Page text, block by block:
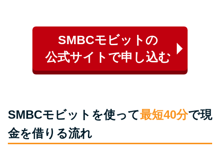
種類・特徴別一覧
その他コラム
家賃払えないが強制退去は避け
SMBCモビットの
公式サイトで申し込む
SMBCモビットを使って最短40分で現
金を借りる流れ